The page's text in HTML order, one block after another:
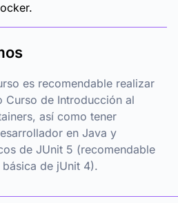
es recomendable realizar
Curso de Introducción al
así como tener
en Java y
de JUnit 5 (recomendable
de jUnit 4).